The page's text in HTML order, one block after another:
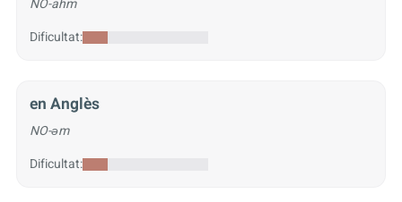
NO-ahm
Dificultat:
en Anglès
NO-əm
Dificultat: